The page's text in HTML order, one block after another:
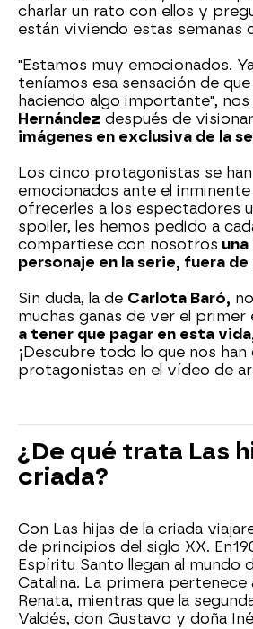
charlar un rato con ellos y
están viviendo estas semanas
"Estamos muy emocionados.
teníamos esa sensación de
haciendo algo importante",
Hernández después de visionar
imágenes en exclusiva de la
Los cinco protagonistas se
emocionados ante el
ofrecerles a los espectadores
spoiler, les hemos pedido a
compartiese con nosotros
personaje en la serie, fuera
Sin duda, la de Carlota Baró,
muchas ganas de ver el primer
a tener que pagar en esta
¡Descubre todo lo que nos
protagonistas en el vídeo de
¿De qué trata Las
criada?
Con Las hijas de la criada
de principios del siglo XX.
Espíritu Santo llegan al mundo
Catalina. La primera pertenece
Renata, mientras que la
Valdés, don Gustavo y doña